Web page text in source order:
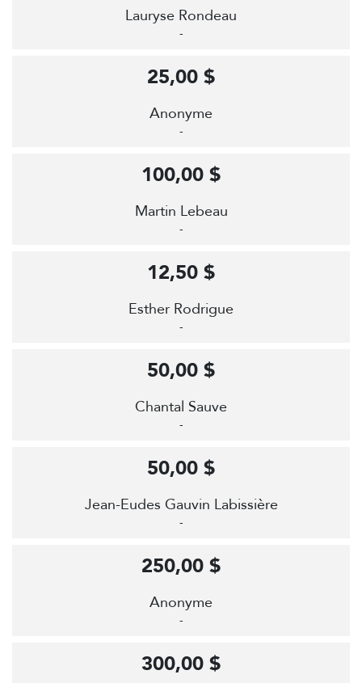
Lauryse Rondeau
-
Anonyme
-
25,00 $
Martin Lebeau
-
100,00 $
Esther Rodrigue
-
12,50 $
Chantal Sauve
-
50,00 $
Jean-Eudes Gauvin Labissière
-
50,00 $
Anonyme
-
250,00 $
300,00 $